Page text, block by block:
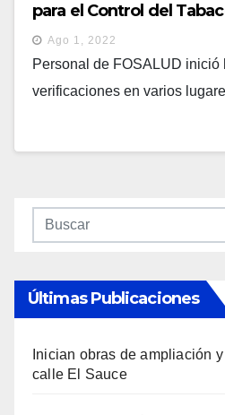
para el Control del
Ago 1, 2022
Personal de FOSALUD inició
verificaciones en varios
Últimas Publicaciones
Inician obras de ampliación
calle El Sauce